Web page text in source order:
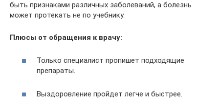
быть признаками различных заболеваний, а болезнь
может протекать не по учебнику.
Плюсы от обращения к врачу:
Только специалист пропишет подходящие
препараты.
Выздоровление пройдет легче и быстрее.